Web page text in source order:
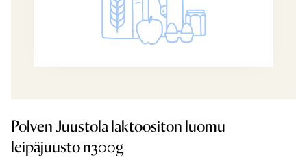
Polven Juustola laktoositon luomu
leipäjuusto n300g